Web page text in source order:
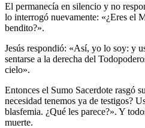
El permanecía en silencio y no
lo interrogó nuevamente: «¿Eres el
bendito?».
Jesús respondió: «Así, yo lo soy: y
sentarse a la derecha del
cielo».
Entonces el Sumo Sacerdote rasgó
necesidad tenemos ya de testigos?
blasfemia. ¿Qué les parece?». Y
muerte.